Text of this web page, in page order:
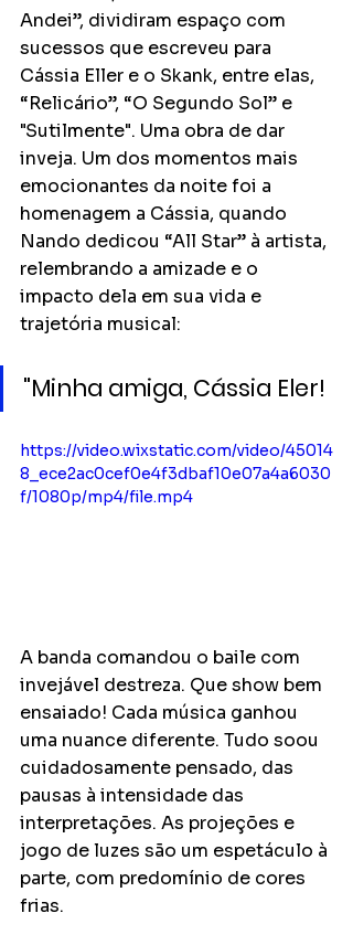
Andei”, dividiram espaço com
sucessos que escreveu para
Cássia Eller e o Skank, entre elas,
“Relicário”, “O Segundo Sol” e
"Sutilmente". Uma obra de dar
inveja. Um dos momentos mais
emocionantes da noite foi a
homenagem a Cássia, quando
Nando dedicou “All Star” à artista,
relembrando a amizade e o
impacto dela em sua vida e
trajetória musical:
"Minha amiga, Cássia Eler!
https://video.wixstatic.com/video/45014
8_ece2ac0cef0e4f3dbaf10e07a4a6030
f/1080p/mp4/file.mp4
A banda comandou o baile com
invejável destreza. Que show bem
ensaiado! Cada música ganhou
uma nuance diferente. Tudo soou
cuidadosamente pensado, das
pausas à intensidade das
interpretações. As projeções e
jogo de luzes são um espetáculo à
parte, com predomínio de cores
frias.